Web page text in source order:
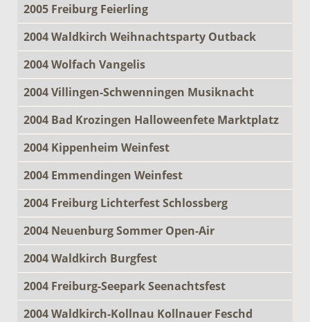
2005 Freiburg Feierling
2004 Waldkirch Weihnachtsparty Outback
2004 Wolfach Vangelis
2004 Villingen-Schwenningen Musiknacht
2004 Bad Krozingen Halloweenfete Marktplatz
2004 Kippenheim Weinfest
2004 Emmendingen Weinfest
2004 Freiburg Lichterfest Schlossberg
2004 Neuenburg Sommer Open-Air
2004 Waldkirch Burgfest
2004 Freiburg-Seepark Seenachtsfest
2004 Waldkirch-Kollnau Kollnauer Feschd